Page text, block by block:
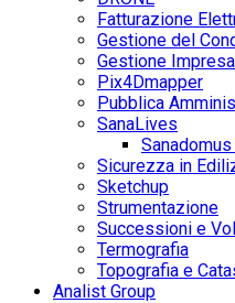
Fatturazione
Gestione del
Gestione
Pix4Dmapper
Pubblica
SanaLives
Sanadomus
Sicurezza in
Sketchup
Strumentazione
Successioni e
Termografia
Topografia e
Analist Group